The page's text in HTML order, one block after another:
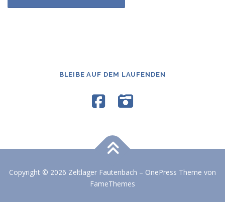
BLEIBE AUF DEM LAUFENDEN
Copyright © 2026 Zeltlager Fautenbach – OnePress Theme von
FameThemes